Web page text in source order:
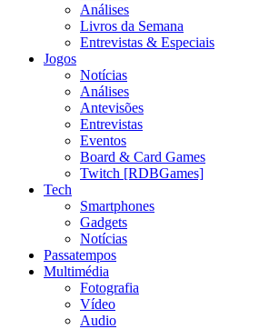
Análises
Livros da Semana
Entrevistas & Especiais
Jogos
Notícias
Análises
Antevisões
Entrevistas
Eventos
Board & Card Games
Twitch [RDBGames]
Tech
Smartphones
Gadgets
Notícias
Passatempos
Multimédia
Fotografia
Vídeo
Audio